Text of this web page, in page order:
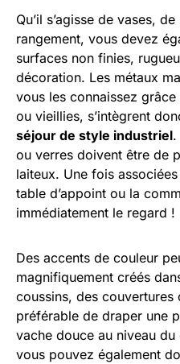
Qu’il s’agisse de vases,
rangement, vous devez
surfaces non finies,
décoration. Les métaux
vous les connaissez
ou vieillies, s’intègrent
séjour de style industriel.
ou verres doivent être de
laiteux. Une fois
table d’appoint ou la
immédiatement le regard !
Des accents de couleur
magnifiquement créés
coussins, des couvertures
préférable de draper une
vache douce au niveau du
vous pouvez également